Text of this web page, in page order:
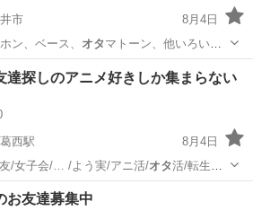
市
8月4日
ン、ベース、 オタ マトーン、他いろいろ
童謡
達探しのアニメ好きしか集まらない
西駅
8月4日
/女子会/… /よう実/アニ活/オタ活/転生ス
メオタク友達 ラブカ展…
西駅 アニメ
お友達募集中